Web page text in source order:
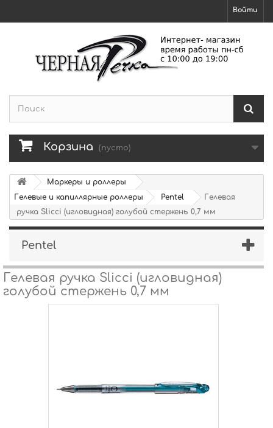
Войти
Корзина (пусто)
Маркеры и роллеры
Гелевые и капиллярные роллеры
Pentel
Гелевая
ручка Slicci (игловидная) голубой стержень 0,7 мм
Pentel
Гелевая ручка Slicci (игловидная)
голубой стержень 0,7 мм